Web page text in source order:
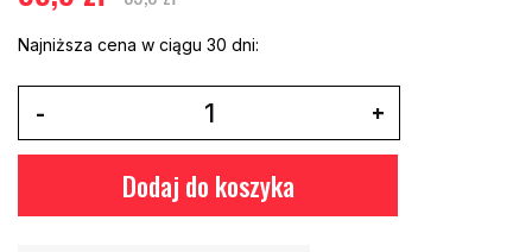
Najniższa cena w ciągu 30 dni:
Dodaj do koszyka